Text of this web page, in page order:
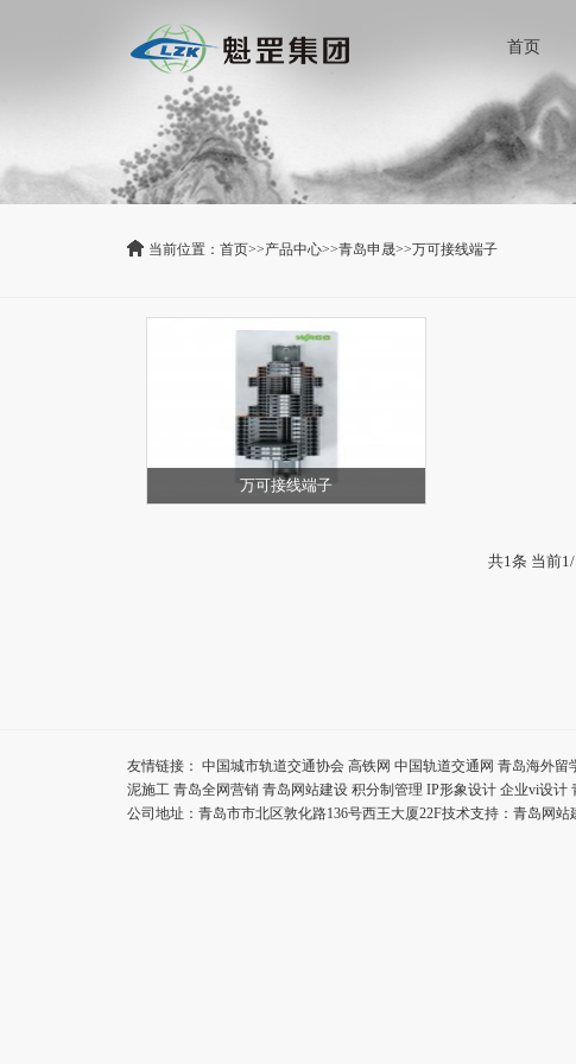
首页
当前位置： 首页>>产品中心>>青岛申晟>>万可接线端子
万可接线端子
共1条 当前
友情链接： 中国城市轨道交通协会 高铁网 中国轨道交通网 青岛海外留
泥施工 青岛全网营销 青岛网站建设 积分制管理 IP形象设计 企业vi设计
公司地址：青岛市市北区敦化路136号西王大厦22F技术支持： 青岛网站